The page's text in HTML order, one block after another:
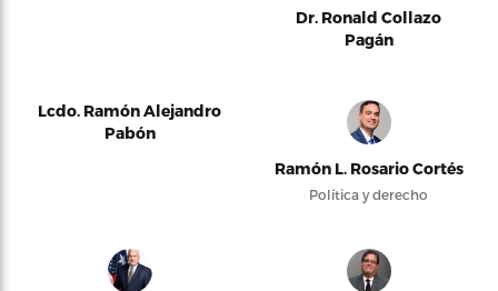
Dr. Ronald Collazo
Pagán
Lcdo. Ramón Alejandro
Pabón
Ramón L. Rosario Cortés
Política y derecho